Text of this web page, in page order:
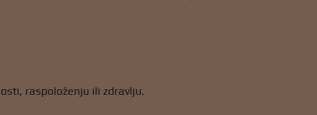
raspoloženju ili zdravlju.